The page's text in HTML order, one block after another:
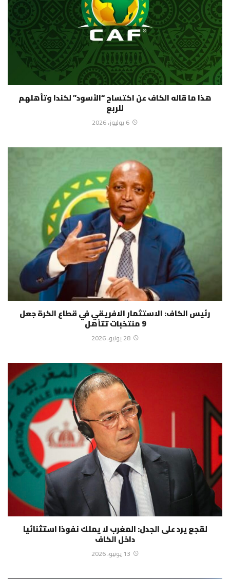
هذا ما قاله الكاف عن اكتساح “الأسود” لكندا وتأهلهم
للربع
6 يوليوز، 2026
رئيس الكاف: الاستثمار الافريقي في قطاع الكرة جعل
9 منتخبات تتأهل
28 يونيو، 2026
لقجع يرد على الجدل: المغرب لا يملك نفوذا استثنائيا
داخل الكاف
13 يونيو، 2026